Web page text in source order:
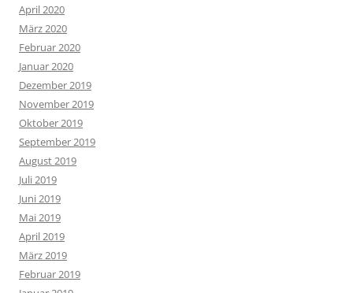
April 2020
März 2020
Februar 2020
Januar 2020
Dezember 2019
November 2019
Oktober 2019
September 2019
August 2019
Juli 2019
Juni 2019
Mai 2019
April 2019
März 2019
Februar 2019